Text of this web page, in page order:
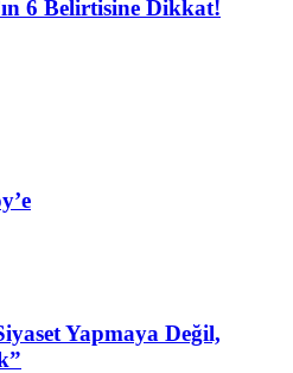
6 Belirtisine Dikkat!
Yapmaya Değil,